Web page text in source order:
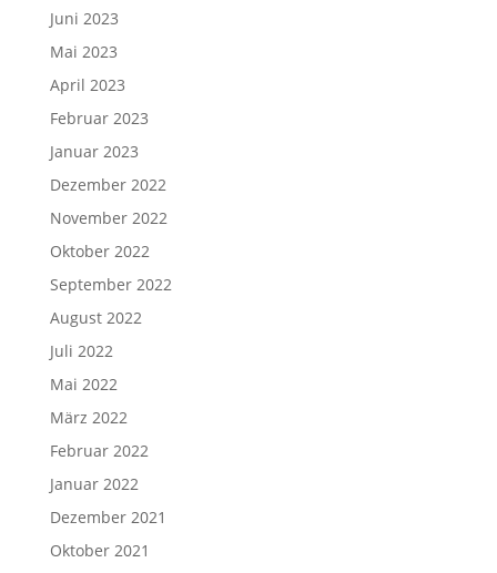
Juni 2023
Mai 2023
April 2023
Februar 2023
Januar 2023
Dezember 2022
November 2022
Oktober 2022
September 2022
August 2022
Juli 2022
Mai 2022
März 2022
Februar 2022
Januar 2022
Dezember 2021
Oktober 2021